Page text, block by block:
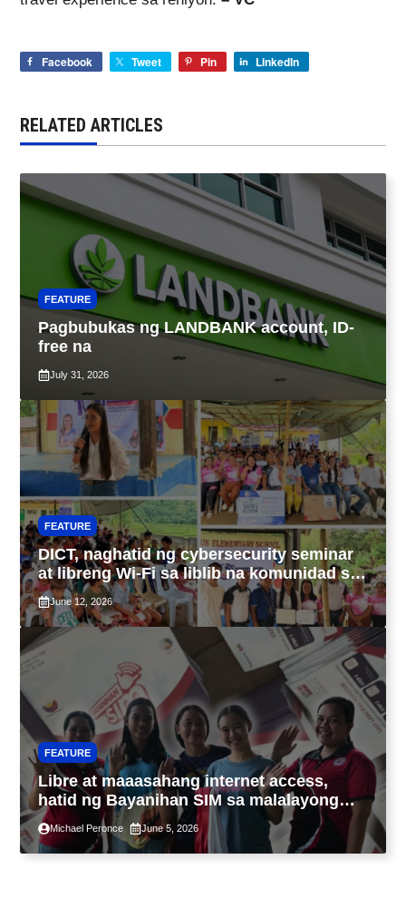
Facebook Tweet Pin LinkedIn
RELATED ARTICLES
FEATURE
Pagbubukas ng LANDBANK account, ID-
free na
July 31, 2026
FEATURE
DICT, naghatid ng cybersecurity seminar
at libreng Wi-Fi sa liblib na komunidad sa
Tarlac
June 12, 2026
FEATURE
Libre at maaasahang internet access,
hatid ng Bayanihan SIM sa malalayong
komunidad sa Guimaras
Michael Peronce June 5, 2026